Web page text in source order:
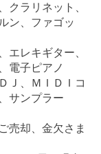
クラリネット、
ン、ファゴッ
エレキギター、
電子ピアノ
Ｊ、ＭＩＤＩコ
サンプラー
売却、金欠さま